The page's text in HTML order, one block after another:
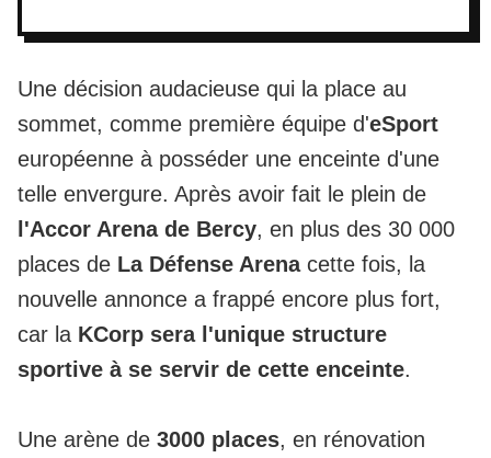
Une décision audacieuse qui la place au
sommet, comme première équipe d'eSport
européenne à posséder une enceinte d'une
telle envergure. Après avoir fait le plein de
l'Accor Arena de Bercy, en plus des 30 000
places de La Défense Arenacette fois, la
nouvelle annonce a frappé encore plus fort,
car la KCorp sera l'unique structure
sportive à se servir de cette enceinte.
Une arène de 3000 places, en rénovation